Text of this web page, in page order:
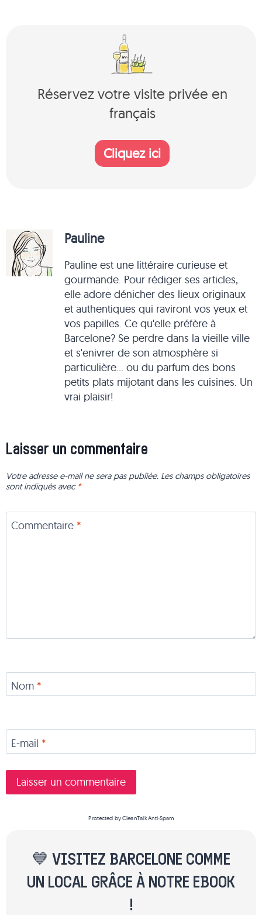
Réservez votre visite privée en
français
Cliquez ici
Pauline
Pauline est une littéraire curieuse et
gourmande. Pour rédiger ses articles,
elle adore dénicher des lieux originaux
et authentiques qui raviront vos yeux et
vos papilles. Ce qu'elle préfère à
Barcelone? Se perdre dans la vieille ville
et s'enivrer de son atmosphère si
particulière... ou du parfum des bons
petits plats mijotant dans les cuisines. Un
vrai plaisir!
Laisser un commentaire
Votre adresse e-mail ne sera pas publiée. Les champs obligatoires
sont indiqués avec *
Commentaire *
Nom *
E-mail *
Protected byCleanTalk Anti-Spam
💙 VISITEZ BARCELONE COMME
UN LOCAL GRÂCE À NOTRE EBOOK
!